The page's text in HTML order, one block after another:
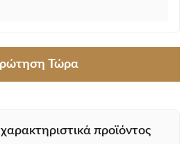
Τώρα
προϊόντος